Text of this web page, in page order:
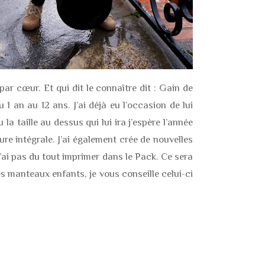
cœur. Et qui dit le connaître dit : Gain de
an au 12 ans. J’ai déjà eu l’occasion de lui
taille au dessus qui lui ira j’espère l’année
intégrale. J’ai également crée de nouvelles
pas du tout imprimer dans le Pack. Ce sera
manteaux enfants, je vous conseille celui-ci